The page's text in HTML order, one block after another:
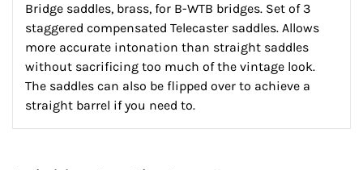
Bridge saddles, brass, for B-WTB bridges. Set of 3
staggered compensated Telecaster saddles. Allows
more accurate intonation than straight saddles
without sacrificing too much of the vintage look.
The saddles can also be flipped over to achieve a
straight barrel if you need to.